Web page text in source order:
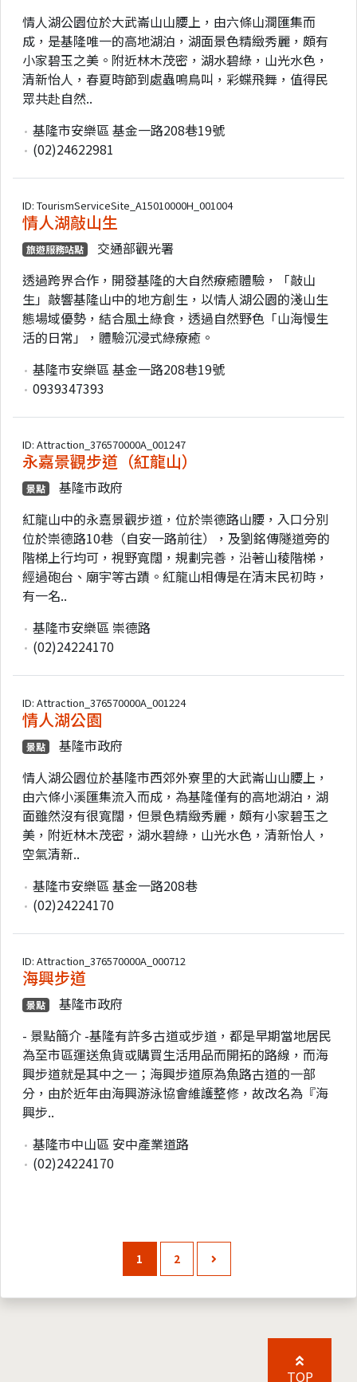
情人湖公園位於大武崙山山腰上，由六條山澗匯集而
成，是基隆唯一的高地湖泊，湖面景色精緻秀麗，頗有
小家碧玉之美。附近林木茂密，湖水碧綠，山光水色，
清新怡人，春夏時節到處蟲鳴鳥叫，彩蝶飛舞，值得民
眾共赴自然..
基隆市安樂區 基金一路208巷19號
(02)24622981
ID: TourismServiceSite_A15010000H_001004
情人湖敲山生
旅遊服務站點
交通部觀光署
透過跨界合作，開發基隆的大自然療癒體驗，「敲山
生」敲響基隆山中的地方創生，以情人湖公園的淺山生
態場域優勢，結合風土綠食，透過自然野色「山海慢生
活的日常」，體驗沉浸式綠療癒。
基隆市安樂區 基金一路208巷19號
0939347393
ID: Attraction_376570000A_001247
永嘉景觀步道（紅龍山）
景點
基隆市政府
紅龍山中的永嘉景觀步道，位於崇德路山腰，入口分別
位於崇德路10巷（自安一路前往），及劉銘傳隧道旁的
階梯上行均可，視野寬闊，規劃完善，沿著山稜階梯，
經過砲台、廟宇等古蹟。紅龍山相傳是在清末民初時，
有一名..
基隆市安樂區 崇德路
(02)24224170
ID: Attraction_376570000A_001224
情人湖公園
景點
基隆市政府
情人湖公園位於基隆市西郊外寮里的大武崙山山腰上，
由六條小溪匯集流入而成，為基隆僅有的高地湖泊，湖
面雖然沒有很寬闊，但景色精緻秀麗，頗有小家碧玉之
美，附近林木茂密，湖水碧綠，山光水色，清新怡人，
空氣清新..
基隆市安樂區 基金一路208巷
(02)24224170
ID: Attraction_376570000A_000712
海興步道
景點
基隆市政府
- 景點簡介 -基隆有許多古道或步道，都是早期當地居民
為至市區運送魚貨或購買生活用品而開拓的路線，而海
興步道就是其中之一；海興步道原為魚路古道的一部
分，由於近年由海興游泳協會維護整修，故改名為『海
興步..
基隆市中山區 安中產業道路
(02)24224170
1 2
TOP